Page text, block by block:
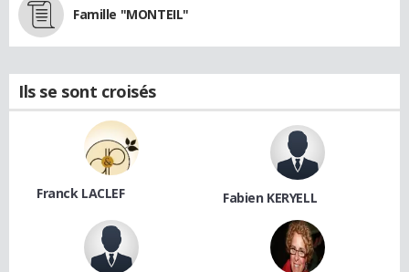
Famille "MONTEIL"
Ils se sont croisés
Franck LACLEF Fabien KERYELL